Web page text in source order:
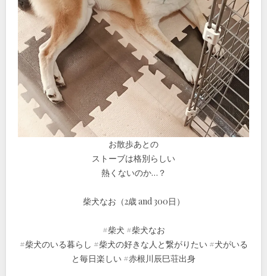
お散歩あとの
ストーブは格別らしい
熱くないのか…？
柴犬なお（2歳 and 300日）
#柴犬 #柴犬なお
#柴犬のいる暮らし #柴犬の好きな人と繋がりたい #犬がいる
と毎日楽しい #赤根川辰巳荘出身